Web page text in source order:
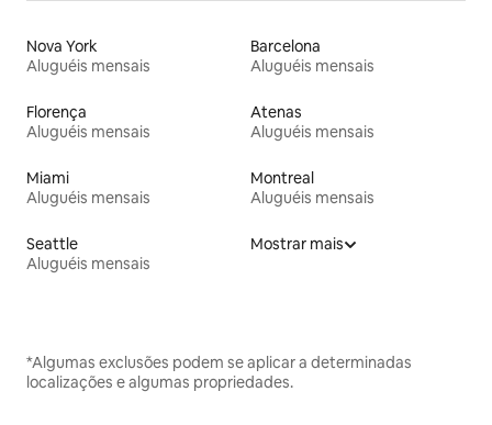
Nova York
Aluguéis mensais
Barcelona
Aluguéis mensais
Florença
Aluguéis mensais
Atenas
Aluguéis mensais
Miami
Aluguéis mensais
Montreal
Aluguéis mensais
Seattle
Aluguéis mensais
Mostrar mais
*Algumas exclusões podem se aplicar a determinadas
localizações e algumas propriedades.